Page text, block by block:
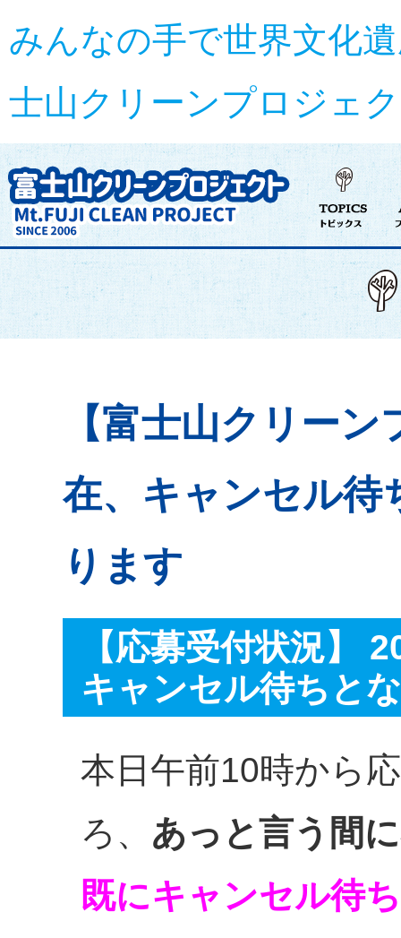
みんなの手で世界文化
士山クリーンプロジェ
【富士山クリー
在、キャンセル待
ります
【応募受付状況】
キャンセル待ちと
本日午前10時から
ろ、 あっと言う間
既にキャンセル待ち